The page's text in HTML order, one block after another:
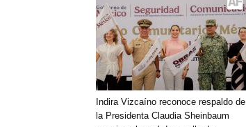
Indira Vizcaíno reconoce respaldo de
la Presidenta Claudia Sheinbaum